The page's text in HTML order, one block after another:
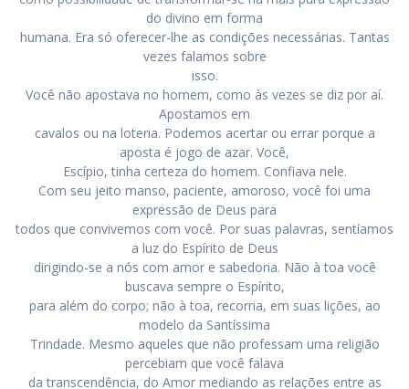
do divino em forma
humana. Era só oferecer-lhe as condições necessárias. Tantas
vezes falamos sobre
isso.
Você não apostava no homem, como às vezes se diz por aí.
Apostamos em
cavalos ou na loteria. Podemos acertar ou errar porque a
aposta é jogo de azar. Você,
Escípio, tinha certeza do homem. Confiava nele.
Com seu jeito manso, paciente, amoroso, você foi uma
expressão de Deus para
todos que convivemos com você. Por suas palavras, sentíamos
a luz do Espírito de Deus
dirigindo-se a nós com amor e sabedoria. Não à toa você
buscava sempre o Espírito,
para além do corpo; não à toa, recorria, em suas lições, ao
modelo da Santíssima
Trindade. Mesmo aqueles que não professam uma religião
percebiam que você falava
da transcendência, do Amor mediando as relações entre as